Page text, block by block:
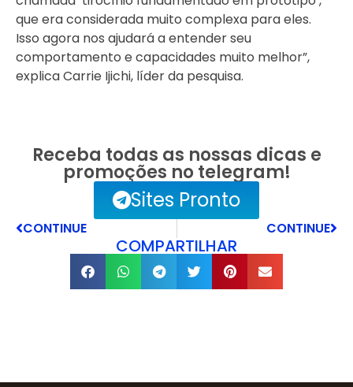
que era considerada muito complexa para eles.
Isso agora nos ajudará a entender seu
comportamento e capacidades muito melhor”,
explica Carrie Ijichi, líder da pesquisa.
Receba todas as nossas dicas e
promoções no telegram!
Sites Pronto
CONTINUE CONTINUE
COMPARTILHAR